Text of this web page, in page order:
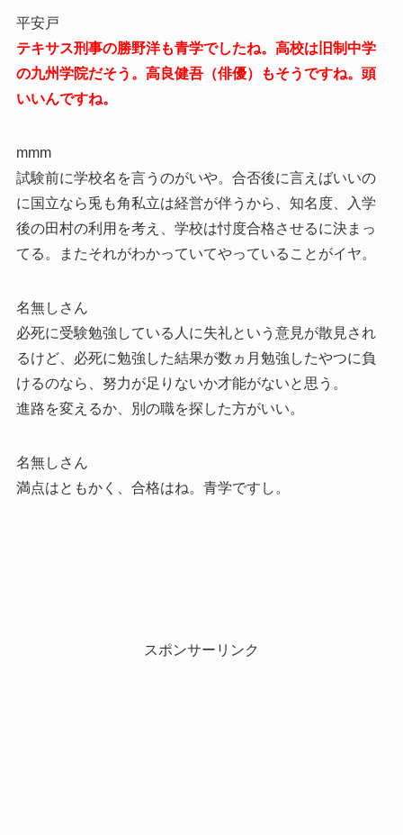
平安戸
テキサス刑事の勝野洋も青学でしたね。高校は旧制中学
の九州学院だそう。高良健吾（俳優）もそうですね。頭
いいんですね。
mmm
試験前に学校名を言うのがいや。合否後に言えばいいの
に国立なら兎も角私立は経営が伴うから、知名度、入学
後の田村の利用を考え、学校は忖度合格させるに決まっ
てる。またそれがわかっていてやっていることがイヤ。
名無しさん
必死に受験勉強している人に失礼という意見が散見され
るけど、必死に勉強した結果が数ヵ月勉強したやつに負
けるのなら、努力が足りないか才能がないと思う。
進路を変えるか、別の職を探した方がいい。
名無しさん
満点はともかく、合格はね。青学ですし。
スポンサーリンク